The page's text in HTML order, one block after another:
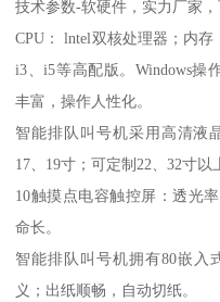
技术参数-软硬件，实力厂家，
CPU： lntel双核处理器；内存
i3、i5等高配版。Windows操
丰富，操作人性化。
智能排队叫号机采用高清液
17、19寸；可定制22、32寸以
10触摸点电容触控屏：透光
命长。
智能排队叫号机拥有80嵌入
义；出纸顺畅，自动切纸。